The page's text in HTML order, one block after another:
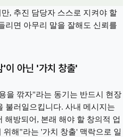
, 추진 담당자 스스로 지켜야 할
리면 아무리 말을 잘해도 신뢰를
'이 아닌 '가치 창출'
을 깎자"라는 동기는 반드시 현장
불러일으킵니다. 사내 메시지는
해방되어, 본래 해야 할 창의적 업
위해"라는 '가치 창출' 맥락으로 일